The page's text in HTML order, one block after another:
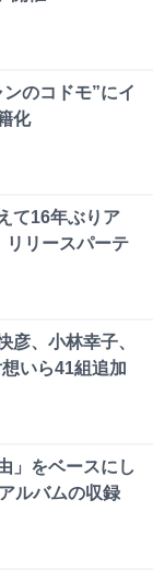
のコドモ”にイ
化
て16年ぶりア
リースパーテ
彦、小林幸子、
いら41組追加
」をベースにし
ルバムの収録